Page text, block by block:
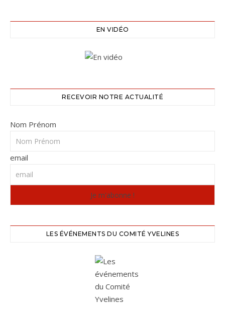
EN VIDÉO
RECEVOIR NOTRE ACTUALITÉ
Nom Prénom
email
LES ÉVÉNEMENTS DU COMITÉ YVELINES